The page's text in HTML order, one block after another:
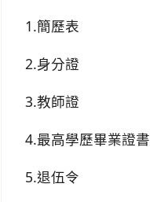
1.簡歷表
2.身分證
3.教師證
4.最高學歷畢業證書
5.退伍令